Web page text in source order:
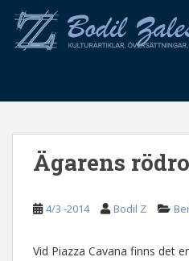
o
Ägarens
4/3 -2014 Bodil Z
Vid Piazza Cavana finns det